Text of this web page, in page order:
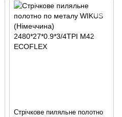
Стрічкове пиляльне полотно